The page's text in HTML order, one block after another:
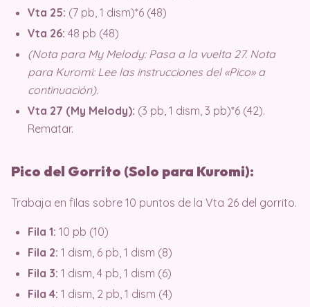
Vta 25: (7 pb, 1 dism)*6 (48)
Vta 26: 48 pb (48)
(Nota para My Melody: Pasa a la vuelta 27. Nota
para Kuromi: Lee las instrucciones del «Pico» a
continuación).
Vta 27 (My Melody): (3 pb, 1 dism, 3 pb)*6 (42).
Rematar.
Pico del Gorrito (Solo para Kuromi):
Trabaja en filas sobre 10 puntos de la Vta 26 del gorrito.
Fila 1: 10 pb (10)
Fila 2: 1 dism, 6 pb, 1 dism (8)
Fila 3: 1 dism, 4 pb, 1 dism (6)
Fila 4: 1 dism, 2 pb, 1 dism (4)